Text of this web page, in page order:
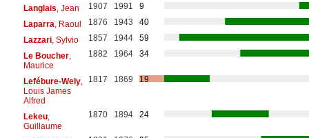
Langlais , Jean 1907 1991
9
Laparra , Raoul 1876 1943
40
Lazzari, Sylvio 1857 1944
59
Le Boucher,
Maurice
1882 1964 34
Lefébure-Wely,
Louis James
Alfred
1817 1869 19
Lekeu,
Guillaume
1870 1894 24